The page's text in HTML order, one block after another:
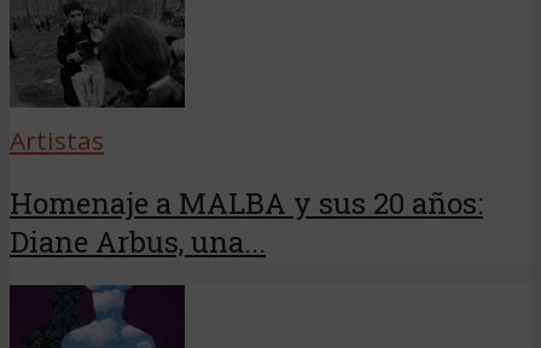
Artistas
Homenaje a MALBA y sus 20 años:
Diane Arbus, una...